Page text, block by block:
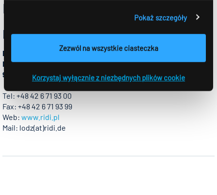
Pokaż szczegóły
Zezwól na wszystkie ciasteczka
Korzystaj wyłącznie z niezbędnych plików cookie
P
Polska
RIDI Polska Sp.z o.o
Natolin, ul. Składowa 11
92-701 Lódz
Tel: +48 42 6 71 93 00
Fax: +48 42 6 71 93 99
Web: www.ridi.pl
Mail: lodz(at)ridi.de